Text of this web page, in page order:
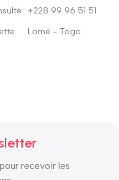
+228 99 96 51 51
Lomé - Togo
recevoir les